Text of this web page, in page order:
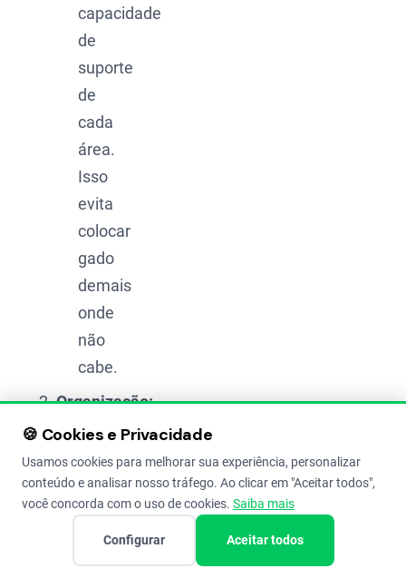
capacidade
de
suporte
de
cada
área.
Isso
evita
colocar
gado
demais
onde
não
cabe.
Organização:
Defina
o
mínimo
que
precisa
🍪 Cookies e Privacidade
Usamos cookies para melhorar sua experiência, personalizar
conteúdo e analisar nosso tráfego. Ao clicar em "Aceitar todos",
você concorda com o uso de cookies. Saiba mais
Configurar Aceitar todos